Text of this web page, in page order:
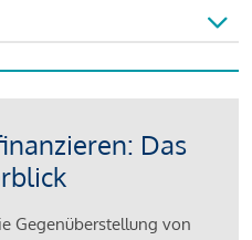
Das
Gegenüberstellung von